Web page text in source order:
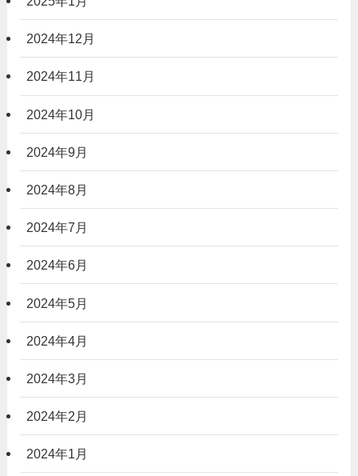
2024年12月
2024年11月
2024年10月
2024年9月
2024年8月
2024年7月
2024年6月
2024年5月
2024年4月
2024年3月
2024年2月
2024年1月